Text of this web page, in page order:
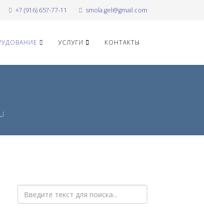
+7 (916) 657-77-11 smola.gel@gmail.com
УСЛУГИ КОНТАКТЫ